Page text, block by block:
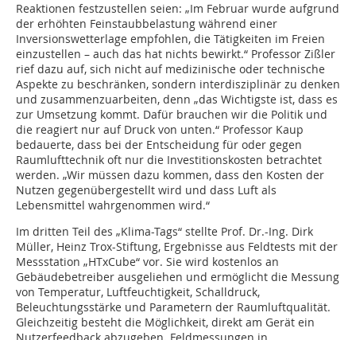
Reaktionen festzustellen seien: „Im Februar wurde aufgrund
der erhöhten Feinstaubbelastung während einer
Inversionswetterlage empfohlen, die Tätigkeiten im Freien
einzustellen – auch das hat nichts bewirkt.“ Professor Zißler
rief dazu auf, sich nicht auf medizinische oder technische
Aspekte zu beschränken, sondern interdisziplinär zu denken
und zusammenzuarbeiten, denn „das Wichtigste ist, dass es
zur Umsetzung kommt. Dafür brauchen wir die Politik und
die reagiert nur auf Druck von unten.“ Professor Kaup
bedauerte, dass bei der Entscheidung für oder gegen
Raumlufttechnik oft nur die Investitionskosten betrachtet
werden. „Wir müssen dazu kommen, dass den Kosten der
Nutzen gegenübergestellt wird und dass Luft als
Lebensmittel wahrgenommen wird.“
Im dritten Teil des „Klima-Tags“ stellte Prof. Dr.-Ing. Dirk
Müller, Heinz Trox-Stiftung, Ergebnisse aus Feldtests mit der
Messstation „HTxCube“ vor. Sie wird kostenlos an
Gebäudebetreiber ausgeliehen und ermöglicht die Messung
von Temperatur, Luftfeuchtigkeit, Schalldruck,
Beleuchtungsstärke und Parametern der Raumluftqualität.
Gleichzeitig besteht die Möglichkeit, direkt am Gerät ein